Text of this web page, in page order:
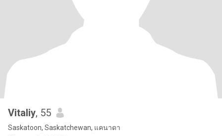
Vitaliy, 55
Saskatoon, Saskatchewan, แคนาดา